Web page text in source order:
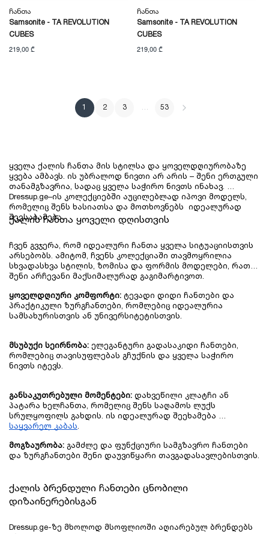
Ჩანთა
Samsonite - TA REVOLUTION
CUBES
219,00 ₾
Ჩანთა
Samsonite - TA REVOLUTION
CUBES
219,00 ₾
1 2 3 … 53
ყველა ქალის ჩანთა მის სტილსა და ყოველდღიურობაზე
ყვება ამბავს. ის უბრალოდ ნივთი არ არის – შენი ერთგული
თანამგზავრია, სადაც ყველა საჭირო ნივთს ინახავ.
Dressup.ge–ის კოლექციებში აუცილებლად იპოვი მოდელს,
რომელიც შენს ხასიათსა და მოთხოვნებს  იდეალურად
შეესაბამება.
ქალის ჩანთა ყოველი დღისთვის
ჩვენ გვჯერა, რომ იდეალური ჩანთა ყველა სიტუაციისთვის
არსებობს. ამიტომ, ჩვენს კოლექციაში თავმოყრილია
სხვადასხვა სტილის, ზომისა და ფორმის მოდელები, რათა
შენი არჩევანი მაქსიმალურად გაგიმარტივოთ.
ყოველდღიური კომფორტი: ტევადი დიდი ჩანთები და
პრაქტიკული ზურგჩანთები, რომლებიც იდეალურია
სამსახურისთვის ან უნივერსიტეტისთვის.
მსუბუქი სეირნობა: ელეგანტური გადასაკიდი ჩანთები,
რომლებიც თავისუფლებას გჩუქნის და ყველა საჭირო
ნივთს იტევს.
განსაკუთრებული მომენტები: დახვეწილი კლატჩი ან
პატარა ხელჩანთა, რომელიც შენს საღამოს ლუქს
საყვარელ კაბას.
მოგზაურობა: გამძლე და ფუნქციური სამგზავრო ჩანთები
და ზურგჩანთები შენი დაუვიწყარი თავგადასავლებისთვის.
ქალის ბრენდული ჩანთები ცნობილი
დიზაინერებისგან
Dressup.ge-ზე მხოლოდ მსოფლიოში აღიარებულ ბრენდებს